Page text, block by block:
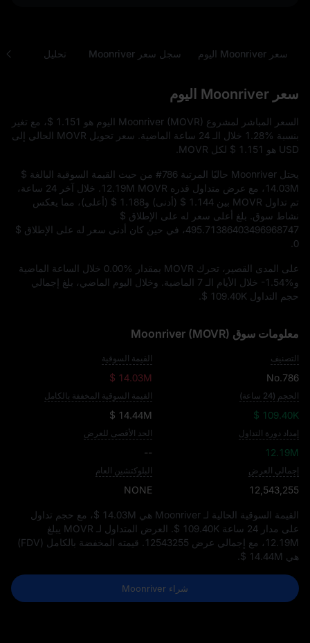
سعر Moonriver اليوم سجل سعر Moonriver تحليل
سعر Moonriver اليوم
السعر المباشر لمشروع Moonriver (MOVR) اليوم هو $ 1.151، مع تغير
بنسبة 1.28%
خلال الـ 24 ساعة الماضية. سعر تحويل MOVR الحالي إلى
USD هو
$ 1.151 لكل MOVR.
يحتل Moonriver حاليًا المرتبة #786 من حيث القيمة السوقية البالغة $
14.03M ، مع عرض متداول قدره 12.19M MOVR
. خلال آخر 24 ساعة،
تم تداول MOVR بين
$ 1.144 (أدنى) و$ 1.188 (أعلى)، مما يعكس
نشاط سوق. بلغ أعلى سعر له على الإطلاق $
495.71386403496968747، في حين كان أدنى سعر له على الإطلاق $
0
على المدى القصير، تحرك MOVR بمقدار 0.00% خلال الساعة الماضية
و-1.54%
خلال الأيام الـ 7 الماضية. وخلال اليوم الماضي، بلغ إجمالي
حجم التداول $ 109.40K
معلومات سوق Moonriver (MOVR)
التصنيف
No.786
القيمة السوقية
$ 14.03M
الحجم (24 ساعة)
$ 109.40K
القيمة السوقية المخففة بالكامل
$ 14.44M
إمداد دورة التداول
12.19M
الحد الأقصى للعرض
--
إجمالي العرض
12,543,255
البلوكتشين العام
NONE
القيمة السوقية الحالية لـ Moonriver هي $ 14.03M، مع حجم تداول
على مدار 24 ساعة
$ 109.40K . العرض المتداول لـ MOVR يبلغ
12.19M ، مع إجمالي عرض 12543255
. قيمته المخفضة بالكامل (FDV)
هي $ 14.44M
شراء Moonriver